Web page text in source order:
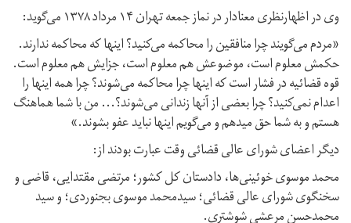
وی در اظهارنظری معنادار در نماز جمعه‌ تهران ۱۴ مرداد ۱۳۷۸ می‌گوید:
«مردم می‏‌گویند چرا منافقین را محاکمه می‏‌کنید؟ اینها که محاکمه ندارند.
حکمش معلوم است، موضوعش هم معلوم است، جزایش هم معلوم است.
قوه قضائیه در فشار است که اینها چرا محاکمه می‏‌شوند؟ چرا همه اینها را
اعدام نمی‏‌کنید؟ چرا بعضی از آنها زندانی می‏‌شوند؟… من با شما هماهنگ
هستم و به شما حق می‏دهم و می‌‏گویم اینها نباید عفو بشوند.»
دیگر اعضای شورای عالی قضائی وقت عبارت بودند از:
محمد موسوی خوئینی‌ها، دادستان کل کشور؛ مرتضی مقتدایی، قاضی و
سخنگوی شورای عالی قضائی؛ سیدمحمد موسوی بجنوردی؛ و سید